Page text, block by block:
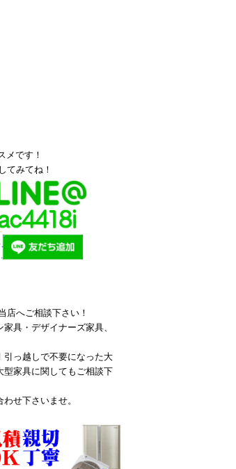
メです！
てみてね！
店へご相談下さい！
具・デザイナーズ家具、
引っ越しで不要になった大
型家具に関してもご相談下
せ下さいませ。